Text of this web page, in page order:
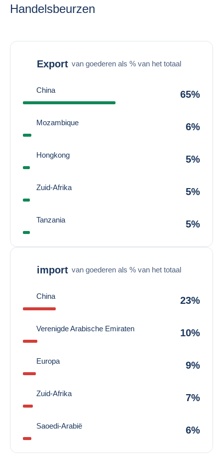
Handelsbeurzen
Export van goederen als % van het totaal
China 65%
Mozambique 6%
Hongkong 5%
Zuid-Afrika 5%
Tanzania 5%
import van goederen als % van het totaal
China 23%
Verenigde Arabische Emiraten 10%
Europa 9%
Zuid-Afrika 7%
Saoedi-Arabië 6%